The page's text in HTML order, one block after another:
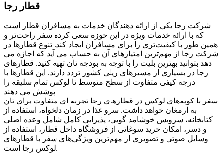
قطار رجا
شرکت رجا یکی از ارائه دهندگان خدمات به مسافران قطار است
که با ارائه خدمات ویژه در این حوزه سعی کرده سفر راحت‌‌تر و
همین طور با کیفیت‌‌تری را برای مسافران ایجاد کند. تنوع قطارها در
شرکت رجا از مهم‌‌ترین امتیازهای آن به حساب می آید که اجازه می
دهد بتوانید بهترین بلیت را با توجه به بودجه تان تهیه کنید. قطارهای
رجا در بسیاری از مسیرهای ریلی کشور ‌‌تردد دارند. این قطارها با
درجه کیفی متفاوت از سطح متوسط تا لوکس تمام سلیقه را
پوشش می دهند.
سفر با کوپه‌های لوکس در قطارهای رجا تجربه ای متفاوت برای تان
به ارمغان خواهد داشت. سرو غذا در زمان دلخواه، استفاده از
کتابخانه، سرویس خوشامد گویی، پذیرایی کامل شامل وعده اصلی
و دسر، امکان خرید سوغاتی از فروشگاه داخل قطار، استفاده از
وسایل صوتی و تصویری از مهم‌‌ترین ویژگی‌های سفر با قطارهای
لوکس رجا است.